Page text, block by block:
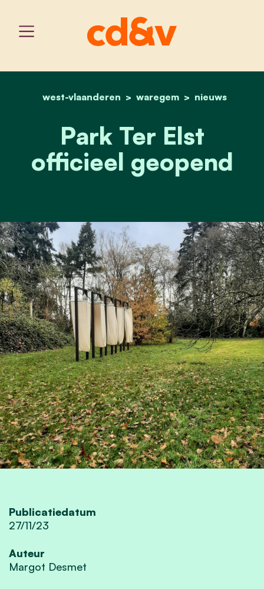
home
west-vlaanderen waregem nieuws
park ter elst officieel
Park Ter Elst
officieel geopend
Publicatiedatum
27/11/23
Auteur
Margot Desmet